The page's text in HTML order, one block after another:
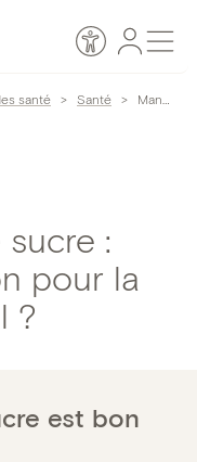
Accessibilité
Espace
santé > Santé > Manger moins de sucre : pourquoi c’est bon pour la santé… et le moral ?
:
pour la
?
est bon